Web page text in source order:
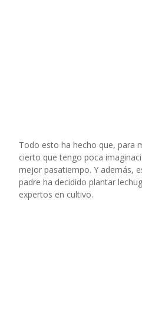
Todo esto ha hecho que, para
cierto que tengo poca
mejor pasatiempo. Y además,
padre ha decidido plantar
expertos en cultivo.